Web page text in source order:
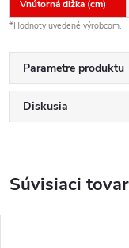
Vnútorná dĺžka (cm)
*Hodnoty uvedené výrobcom.
Parametre produktu
Diskusia
Súvisiaci tovar